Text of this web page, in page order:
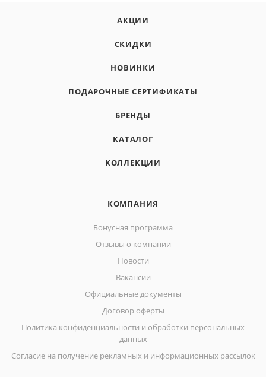
АКЦИИ
СКИДКИ
НОВИНКИ
ПОДАРОЧНЫЕ СЕРТИФИКАТЫ
БРЕНДЫ
КАТАЛОГ
КОЛЛЕКЦИИ
КОМПАНИЯ
Бонусная программа
Отзывы о компании
Новости
Вакансии
Официальные документы
Договор оферты
Политика конфиденциальности и обработки персональных
данных
Согласие на получение рекламных и информационных рассылок